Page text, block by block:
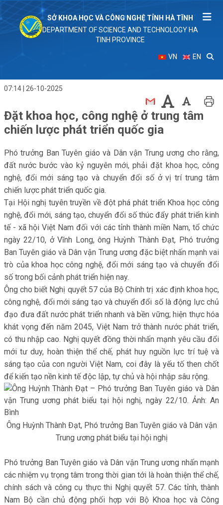
SỞ KHOA HỌC VÀ CÔNG NGHỆ TỈNH HÀ TĨNH
DEPARTMENT OF SCIENCE AND TECHNOLOGY HA
TINH PROVINCE
VN EN
07:14 | 26-10-2025
Đặt khoa học, công nghệ ở trung tâm
chiến lược phát triển quốc gia
Phó trưởng Ban Tuyên giáo và Dân vận Trung ương cho rằng,
đất nước bước vào kỷ nguyên mới, phải đặt khoa học, công
nghệ, đổi mới sáng tạo và chuyển đổi số ở vị trí trung tâm
chiến lược phát triển quốc gia.
Tại Hội nghị tuyên truyền về đột phá phát triển Khoa học công
nghệ, đổi mới, sáng tạo, chuyển đổi số thúc đẩy phát triển kinh
tế - xã hội Việt Nam đối với các tỉnh thành miền Nam, tổ chức
ngày 22/10, ở Vĩnh Long, ông Huỳnh Thành Đạt, Phó trưởng
Ban Tuyên giáo và Dân vận Trung ương đặc biệt nhấn mạnh vai
trò của khoa học công nghệ, đổi mới sáng tạo và chuyển đổi
số trong bối cảnh phát triển hiện nay.
Ông cho biết Nghị quyết 57 của Bộ Chính trị xác định khoa học,
công nghệ, đổi mới sáng tạo và chuyển đổi số là động lực chủ
đạo đưa đất nước phát triển nhanh và bền vững; hiện thực hóa
khát vọng đến năm 2045, Việt Nam trở thành nước phát triển,
có thu nhập cao. Nghị quyết đồng thời nhấn mạnh yêu cầu đổi
mới tư duy, hoàn thiện thể chế, phát huy nguồn lực trí tuệ và
sáng tạo của con người Việt Nam, coi đây là yếu tố then chốt
để kiến tạo nền kinh tế độc lập, tự chủ và hội nhập sâu rộng.
Ông Huỳnh Thành Đạt, Phó trưởng Ban Tuyên giáo và Dân vận
Trung ương phát biểu tại hội nghị
Phó trưởng Ban Tuyên giáo và Dân vận Trung ương nhấn mạnh
các nhiệm vụ trọng tâm trong thời gian tới là hoàn thiện thể chế,
chính sách và công cụ thực thi Nghị quyết 57. Các tỉnh, thành
Nam Bộ cần chủ động phối hợp với Bộ Khoa học và Công